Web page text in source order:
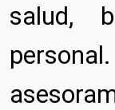
salud,